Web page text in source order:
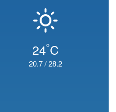
24°C
20.7/28.2